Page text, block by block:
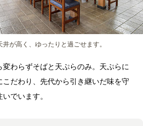
が高く、ゆったりと過ごせます。
変わらずそばと天ぷらのみ。天ぷらに
だわり、先代から引き継いだ味を守
でいます。